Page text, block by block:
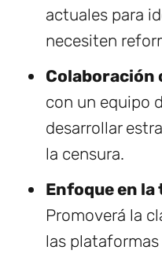
actuales para
necesiten
Colaboración
con un equipo
desarrollar
la censura.
Enfoque en
Promoverá la
las